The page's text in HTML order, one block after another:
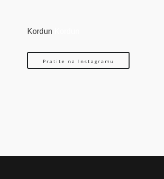
Kordun
Pratite na Instagramu